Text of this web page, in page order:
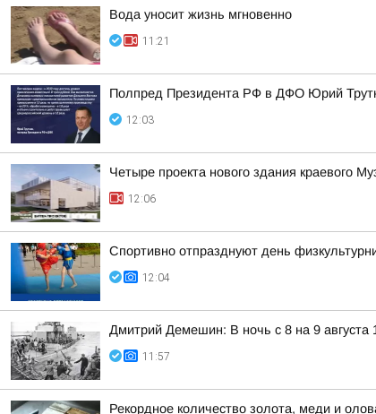
Вода уносит жизнь мгновенно
11:21
Полпред Президента РФ в ДФО Юрий
12:03
Четыре проекта нового здания краевого
12:06
Спортивно отпразднуют день
12:04
Дмитрий Демешин: В ночь с 8 на 9 августа
11:57
Рекордное количество золота, меди и